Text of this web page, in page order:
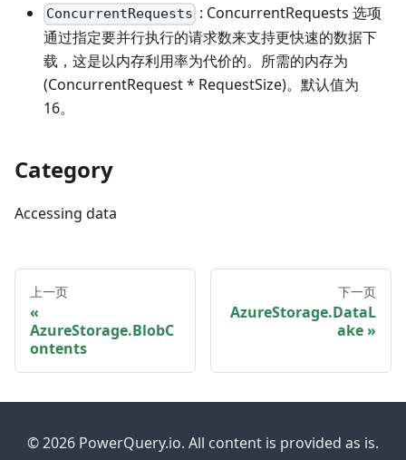
ConcurrentRequests : ConcurrentRequests 选项
通过指定要并行执行的请求数来支持更快速的数据下
载，这是以内存利用率为代价的。所需的内存为
(ConcurrentRequest * RequestSize)。默认值为
16。
Category
Accessing data
上一页
AzureStorage.BlobC
ontents
下一页
AzureStorage.DataL
ake
© 2026 PowerQuery.io. All content is provided as is.